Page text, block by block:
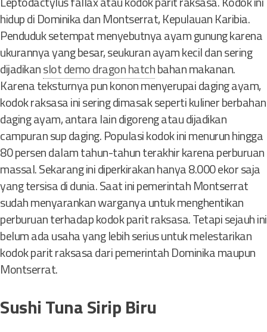
hidup di Dominika dan Montserrat, Kepulauan Karibia.
Penduduk setempat menyebutnya ayam gunung karena
ukurannya yang besar, seukuran ayam kecil dan sering
dijadikanslot demo dragon hatchbahan makanan.
Karena teksturnya pun konon menyerupai daging ayam,
kodok raksasa ini sering dimasak seperti kuliner berbahan
daging ayam, antara lain digoreng atau dijadikan
campuran sup daging. Populasi kodok ini menurun hingga
80 persen dalam tahun-tahun terakhir karena perburuan
massal. Sekarang ini diperkirakan hanya 8.000 ekor saja
yang tersisa di dunia. Saat ini pemerintah Montserrat
sudah menyarankan warganya untuk menghentikan
perburuan terhadap kodok parit raksasa. Tetapi sejauh ini
belum ada usaha yang lebih serius untuk melestarikan
kodok parit raksasa dari pemerintah Dominika maupun
Montserrat.
Sushi Tuna Sirip Biru